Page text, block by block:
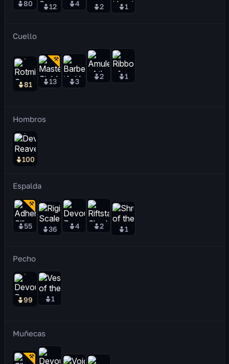
80 12 4 2 1
Cuello
81 13 3
2 1
Hombros
100
Espalda
55 36 4 2 1
Pecho
99 1
Muñecas